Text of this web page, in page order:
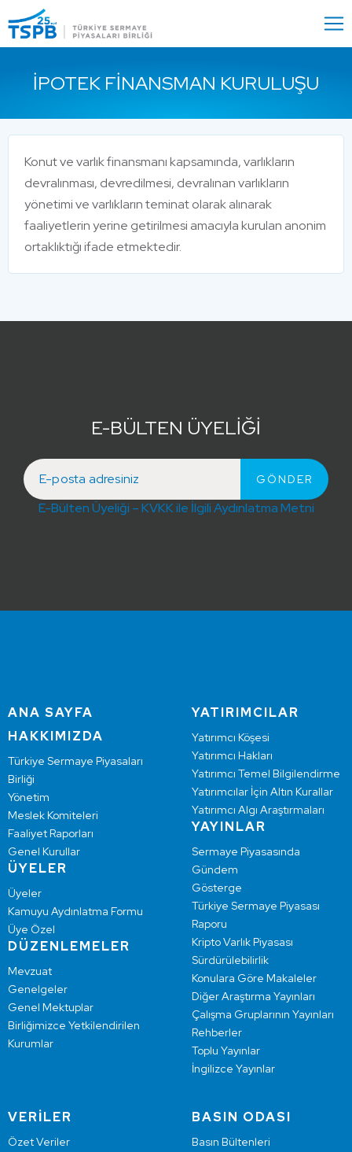
Close
İPOTEK FINANSMAN KURULUŞU
Konut ve varlık finansmanı kapsamında, varlıkların
devralınması, devredilmesi, devralınan varlıkların
yönetimi ve varlıkların teminat olarak alınarak
faaliyetlerin yerine getirilmesi amacıyla kurulan anonim
ortaklıktığı ifade etmektedir.
E-BÜLTEN ÜYELİĞİ
E-Bülten Üyeliği – KVKK ile İlgili Aydınlatma Metni
ANA SAYFA
HAKKIMIZDA
Türkiye Sermaye Piyasaları
Birliği
Yönetim
Meslek Komiteleri
Faaliyet Raporları
Genel Kurullar
ÜYELER
Üyeler
Kamuyu Aydınlatma Formu
Üye Özel
DÜZENLEMELER
Mevzuat
Genelgeler
Genel Mektuplar
Birliğimizce Yetkilendirilen
Kurumlar
YATIRIMCILAR
Yatırımcı Köşesi
Yatırımcı Hakları
Yatırımcı Temel Bilgilendirme
Yatırımcılar İçin Altın Kurallar
Yatırımcı Algı Araştırmaları
YAYINLAR
Sermaye Piyasasında
Gündem
Gösterge
Türkiye Sermaye Piyasası
Raporu
Kripto Varlık Piyasası
Sürdürülebilirlik
Konulara Göre Makaleler
Diğer Araştırma Yayınları
Çalışma Gruplarının Yayınları
Rehberler
Toplu Yayınlar
İngilizce Yayınlar
VERİLER
Özet Veriler
BASIN ODASI
Basın Bültenleri